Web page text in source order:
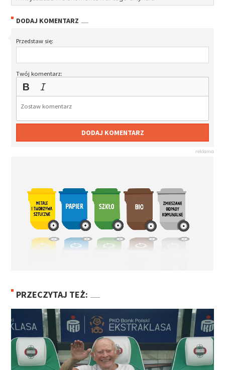
DODAJ KOMENTARZ
Przedstaw się:
Twój komentarz:
DODAJ KOMENTARZ
PRZECZYTAJ TEŻ: